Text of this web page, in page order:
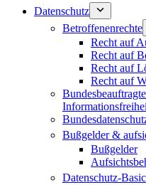
Datenschutz
Betroffenenrechte
Recht auf
Recht auf
Recht auf
Recht auf
Bußgelder &
Bußgelder
Datenschutz-